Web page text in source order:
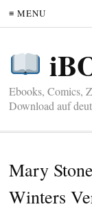
≡ MENU
Ebooks, Comics,
Download auf
Mary
Winters